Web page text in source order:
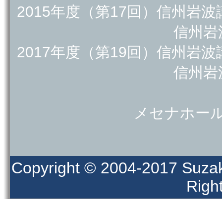
2015年度（第17回）信州岩波
信州岩
2017年度（第19回）信州岩波
信州岩
メセナホー
Copyright © 2004-2017